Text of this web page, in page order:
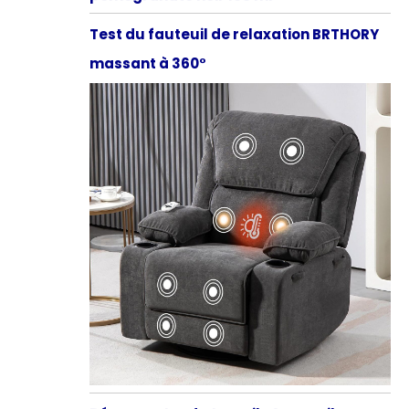
Test du fauteuil de relaxation BRTHORY
massant à 360°